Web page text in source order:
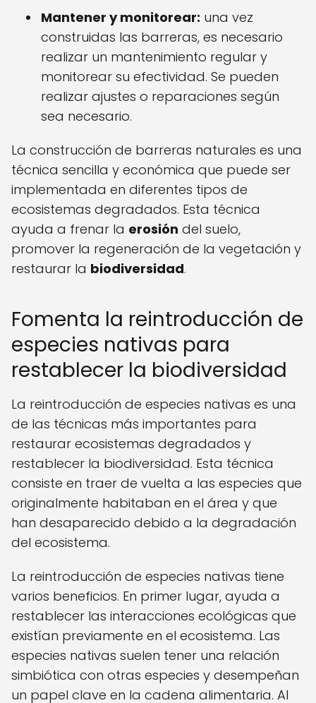
Mantener y monitorear: una vez
construidas las barreras, es necesario
realizar un mantenimiento regular y
monitorear su efectividad. Se pueden
realizar ajustes o reparaciones según
sea necesario.
La construcción de barreras naturales es una
técnica sencilla y económica que puede ser
implementada en diferentes tipos de
ecosistemas degradados. Esta técnica
ayuda a frenar la erosión del suelo,
promover la regeneración de la vegetación y
restaurar la biodiversidad.
Fomenta la reintroducción de
especies nativas para
restablecer la biodiversidad
La reintroducción de especies nativas es una
de las técnicas más importantes para
restaurar ecosistemas degradados y
restablecer la biodiversidad. Esta técnica
consiste en traer de vuelta a las especies que
originalmente habitaban en el área y que
han desaparecido debido a la degradación
del ecosistema.
La reintroducción de especies nativas tiene
varios beneficios. En primer lugar, ayuda a
restablecer las interacciones ecológicas que
existían previamente en el ecosistema. Las
especies nativas suelen tener una relación
simbiótica con otras especies y desempeñan
un papel clave en la cadena alimentaria. Al